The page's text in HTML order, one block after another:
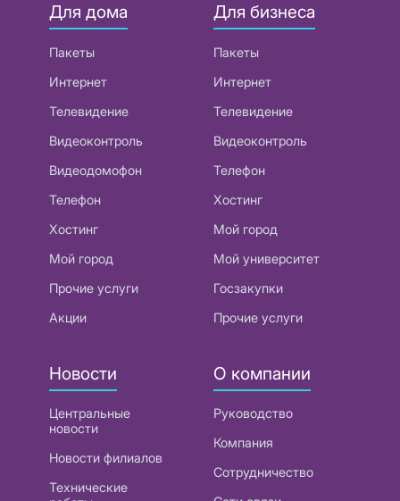
Для дома
Пакеты
Интернет
Телевидение
Видеоконтроль
Видеодомофон
Телефон
Хостинг
Мой город
Прочие услуги
Акции
Для бизнеса
Пакеты
Интернет
Телевидение
Видеоконтроль
Телефон
Хостинг
Мой город
Мой университет
Госзакупки
Прочие услуги
Новости
Центральные
новости
Новости филиалов
Технические
О компании
Руководство
Компания
Сотрудничество